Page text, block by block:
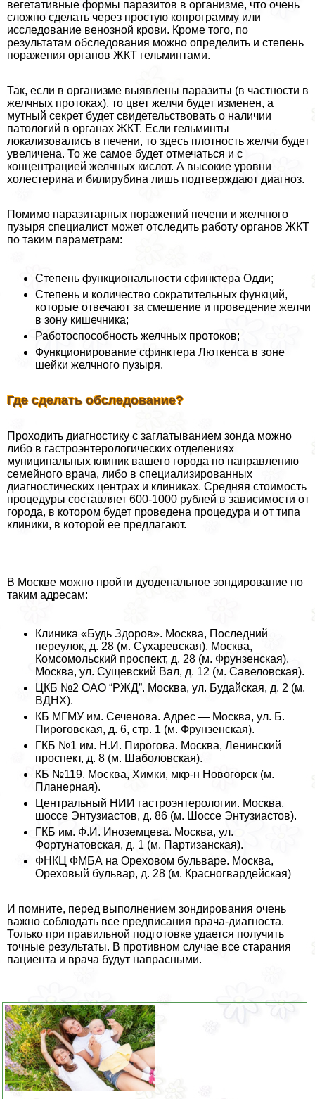
вегетативные формы паразитов в организме, что очень
сложно сделать через простую копрограмму или
исследование венозной крови. Кроме того, по
результатам обследования можно определить и степень
поражения органов ЖКТ гельминтами.
Так, если в организме выявлены паразиты (в частности в
желчных протоках), то цвет желчи будет изменен, а
мутный секрет будет свидетельствовать о наличии
патологий в органах ЖКТ. Если гельминты
локализовались в печени, то здесь плотность желчи будет
увеличена. То же самое будет отмечаться и с
концентрацией желчных кислот. А высокие уровни
холестерина и билирубина лишь подтверждают диагноз.
Помимо паразитарных поражений печени и желчного
пузыря специалист может отследить работу органов ЖКТ
по таким параметрам:
Степень функциональности сфинктера Одди;
Степень и количество сократительных функций,
которые отвечают за смешение и проведение желчи
в зону кишечника;
Работоспособность желчных протоков;
Функционирование сфинктера Люткенса в зоне
шейки желчного пузыря.
Где сделать обследование?
Проходить диагностику с заглатыванием зонда можно
либо в гастроэнтерологических отделениях
муниципальных клиник вашего города по направлению
семейного врача, либо в специализированных
диагностических центрах и клиниках. Средняя стоимость
процедуры составляет 600-1000 рублей в зависимости от
города, в котором будет проведена процедypa и от типа
клиники, в которой ее предлагают.
В Москве можно пройти дуоденальное зондирование по
таким адресам:
Клиника «Будь Здоров». Москва, Последний
переулок, д. 28 (м. Сухаревская). Москва,
Комсомольский проспект, д. 28 (м. Фрунзенская).
Москва, ул. Сущевский Вал, д. 12 (м. Савеловская).
ЦКБ №2 ОАО “РЖД”. Москва, ул. Будайская, д. 2 (м.
ВДНХ).
КБ МГМУ им. Сеченова. Адрес — Москва, ул. Б.
Пироговская, д. 6, стр. 1 (м. Фрунзенская).
ГКБ №1 им. Н.И. Пирогова. Москва, Ленинский
проспект, д. 8 (м. Шаболовская).
КБ №119. Москва, Химки, мкр-н Новогорск (м.
Планерная).
Центральный НИИ гастроэнтерологии. Москва,
шоссе Энтузиастов, д. 86 (м. Шоссе Энтузиастов).
ГКБ им. Ф.И. Иноземцева. Москва, ул.
Фортунатовская, д. 1 (м. Партизанская).
ФНКЦ ФМБА на Ореховом бульваре. Москва,
Ореховый бульвар, д. 28 (м. Красногвардейская)
И помните, перед выполнением зондирования очень
важно соблюдать все предписания врача-диагноста.
Только при правильной подготовке удается получить
точные результаты. В противном случае все старания
пациента и врача будут напрасными.